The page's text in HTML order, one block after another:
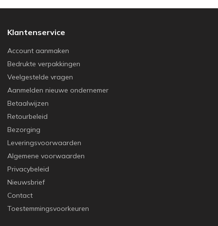
Klantenservice
Account aanmaken
Bedrukte verpakkingen
Veelgestelde vragen
Aanmelden nieuwe ondernemer
Betaalwijzen
Retourbeleid
Bezorging
Leveringsvoorwaarden
Algemene voorwaarden
Privacybeleid
Nieuwsbrief
Contact
Toestemmingsvoorkeuren